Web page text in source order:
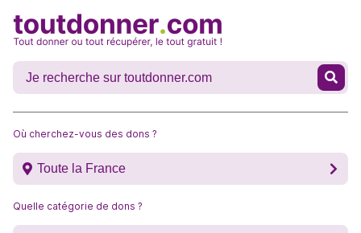
Où cherchez-vous des dons ?
Toute la France
Quelle catégorie de dons ?